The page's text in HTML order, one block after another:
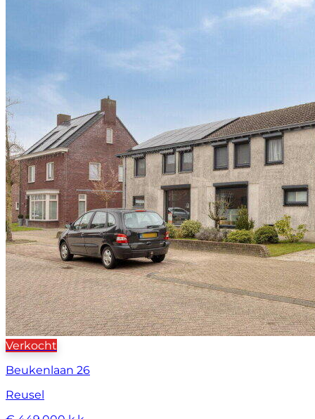
Verkocht
Beukenlaan 26
Reusel